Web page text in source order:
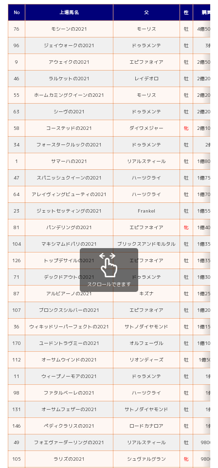
No 上場馬名 父 性 購買価
76 モシーンの2021 モーリス 牡 4億5000
96 ジェイウォークの2021 ドゥラメンテ 牡 3億円
9 アウェイクの2021 エピファネイア 牡 2億5000
46 ラルケットの2021 レイデオロ 牡 2億2000
55 ホームカミングクイーンの2021 モーリス 牡 2億2000
63 シーヴの2021 ドゥラメンテ 牡 2億2000
58 コーステッドの2021 ダイワメジャー 牝 2億1000
34 フォースタークルックの2021 ドゥラメンテ 牡 2億円
1 サマーハの2021 リアルスティール 牡 1億8000
47 スパニッシュクイーンの2021 ハーツクライ 牡 1億7500
64 アレイヴィングビューティの2021 ハーツクライ 牡 1億7000
23 ジェットセッティングの2021 Frankel 牡 1億5500
81 パンデリングの2021 エピファネイア 牝 1億4000
104 マキシマムドパリの2021 ブリックスアンドモルタル 牡 1億3500
126 トップデサイルの2021 エピファネイア 牡 1億3500
71 デックドアウトの2021 ドゥラメンテ 牡 1億3000
87 アルビアーノの2021 キズナ 牡 1億2500
107 ブロンクスシルバーの2021 エピファネイア 牡 1億2000
36 ウィキッドリーパーフェクトの2021 サトノダイヤモンド 牡 1億1500
170 ユードントラヴミーの2021 オルフェーヴル 牡 1億1000
112 オーサムウインドの2021 リオンディーズ 牡 1億500
11 ウィープノーモアの2021 ドゥラメンテ 牡 1億円
98 ファタルベーレの2021 ハーツクライ 牡 1億円
131 オーサムフェザーの2021 サトノダイヤモンド 牡 1億円
146 ペディクラリスの2021 ロードカナロア 牡 1億円
49 フォエヴァーダーリングの2021 リアルスティール 牡 9800
105 ラリズの2021 シュヴァルグラン 牝 9800
スクロールできます